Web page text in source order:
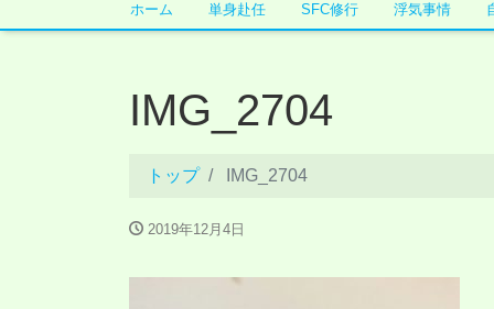
ホーム 単身赴任 SFC修行 浮気事情
IMG_2704
トップ IMG_2704
2019年12月4日